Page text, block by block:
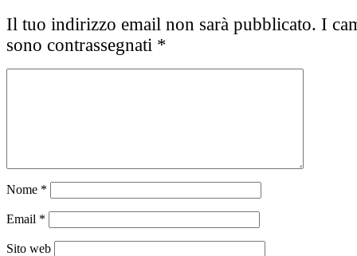
Il tuo indirizzo email non sarà pubblicato. I
sono contrassegnati *
Nome *
Email *
Sito web